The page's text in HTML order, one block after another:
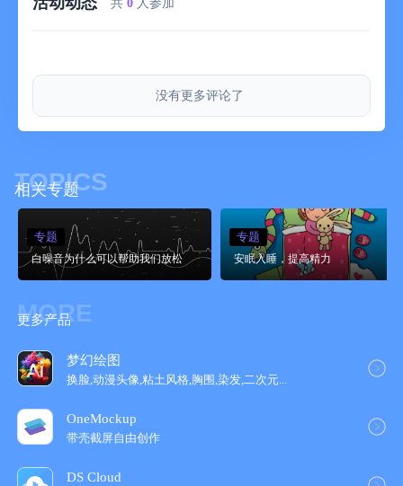
Endel Pacific 这种专利技术为我们的应用和集成提供了支持。
所有模式均可离线使用。
Apple 播客节目。Endel 播客会探讨声音如何使睡眠和生产力受
益，提供关于Endel 科技的深入见解，还有一些应用程序中没有
的独特声音内容。
订阅条款
要使用 Endel 高级版，您可以订阅周期扣费的计划，或一次性购
买终身高级版。
订阅将自动更新。
购买确认后，付款将从您的 iTunes 账户扣除。
续订费用。
订阅可以由用户管理。购买后，用户可以通过转到账户设置来关
在订阅有效期间，不允许取消当前订阅。
共 0 人参加
没有更多评论了
TOPICS
相关专题
白噪音为什么可以帮助我们放松
专题
安眠入睡，提高精力
专题
MORE
更多产品
梦幻绘图
换脸,动漫头像,粘土风格,胸围,染发,二次元...
OneMockup
带壳截屏自由创作
DS Cloud